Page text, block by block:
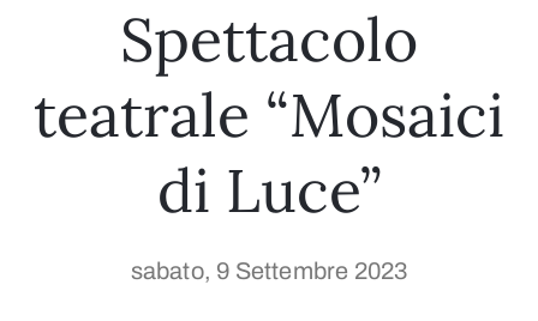
Spettacolo
teatrale “Mosaici
di Luce”
sabato, 9 Settembre 2023